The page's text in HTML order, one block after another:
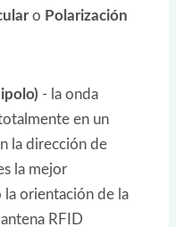
o Polarización
- la onda
en un
la dirección de
la mejor
la orientación de la
RFID